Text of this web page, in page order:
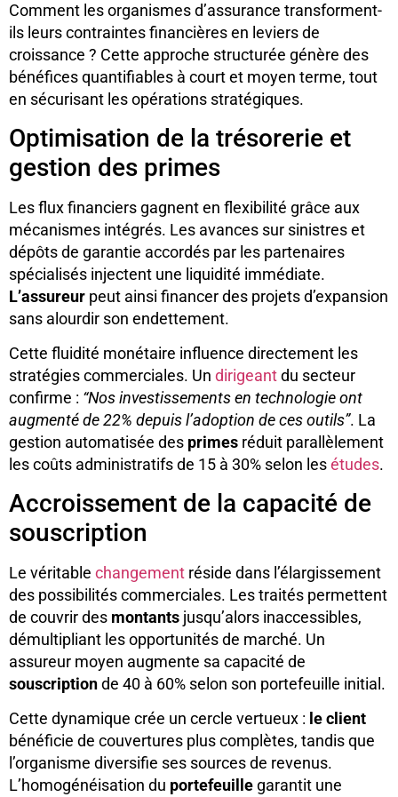
Comment les organismes d’assurance transforment-
ils leurs contraintes financières en leviers de
croissance ? Cette approche structurée génère des
bénéfices quantifiables à court et moyen terme, tout
en sécurisant les opérations stratégiques.
Optimisation de la trésorerie et
gestion des primes
Les flux financiers gagnent en flexibilité grâce aux
mécanismes intégrés. Les avances sur sinistres et
dépôts de garantie accordés par les partenaires
spécialisés injectent une liquidité immédiate.
L’assureur peut ainsi financer des projets d’expansion
sans alourdir son endettement.
Cette fluidité monétaire influence directement les
stratégies commerciales. Un dirigeantdu secteur
confirme : “Nos investissements en technologie ont
augmenté de 22% depuis l’adoption de ces outils”. La
gestion automatisée des primes réduit parallèlement
les coûts administratifs de 15 à 30% selon lesétudes.
Accroissement de la capacité de
souscription
Le véritable changement réside dans l’élargissement
des possibilités commerciales. Les traités permettent
de couvrir des montants jusqu’alors inaccessibles,
démultipliant les opportunités de marché. Un
assureur moyen augmente sa capacité de
souscriptionde 40 à 60% selon son portefeuille initial.
Cette dynamique crée un cercle vertueux : le client
bénéficie de couvertures plus complètes, tandis que
l’organisme diversifie ses sources de revenus.
L’homogénéisation du portefeuille garantit une